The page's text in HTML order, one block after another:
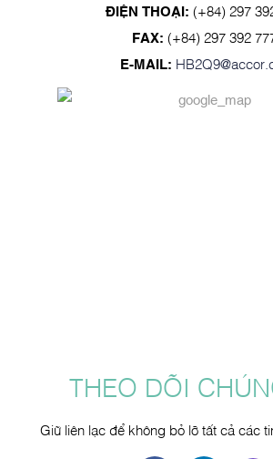
ĐIỆN THOẠI: (+84) 297
FAX: (+84) 297 392
E-MAIL:
THEO DÕI
Giữ liên lạc để không bỏ lỡ tất cả các